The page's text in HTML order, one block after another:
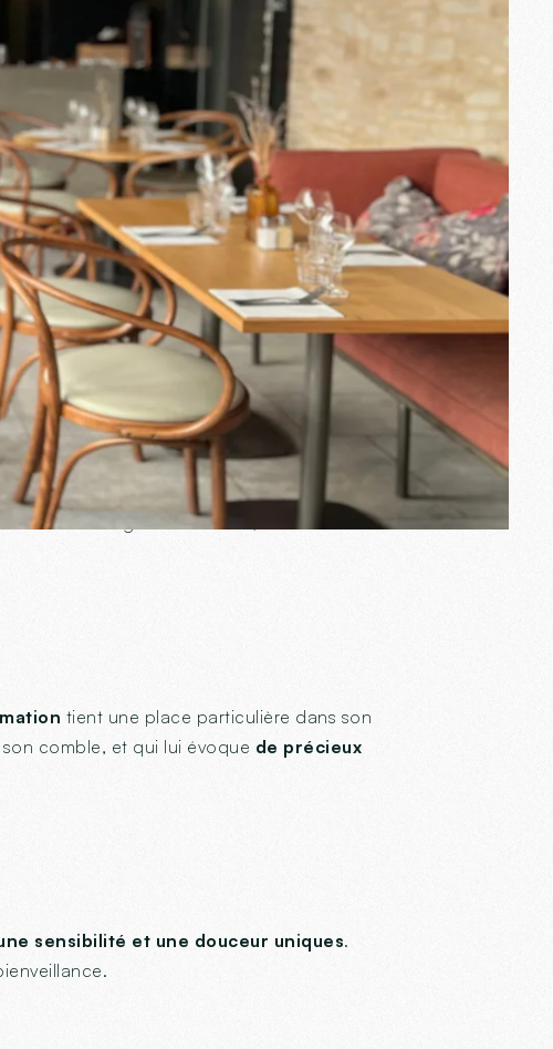
Morgane
est de ceux-là. Cheffe de
une touche de douceur et une énergie
avec son équipe ou avec les clients, elle
conviviale. Son écoute attentive et sa
est un vrai bonheur.
. Ce cocon lumineux, où le temps semble
à son image : chaleureux, vivant et
tient une place particulière dans son
comble, et qui lui évoque de précieux
sensibilité et une douceur uniques.